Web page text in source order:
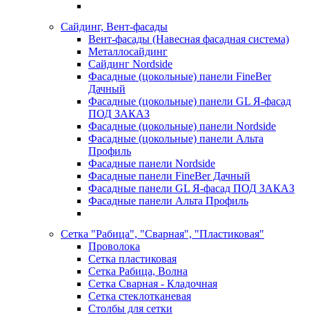
Сайдинг, Вент-фасады
Вент-фасады (Навесная фасадная система)
Металлосайдинг
Сайдинг Nordside
Фасадные (цокольные) панели FineBer
Дачный
Фасадные (цокольные) панели GL Я-фасад
ПОД ЗАКАЗ
Фасадные (цокольные) панели Nordside
Фасадные (цокольные) панели Альта
Профиль
Фасадные панели Nordside
Фасадные панели FineBer Дачный
Фасадные панели GL Я-фасад ПОД ЗАКАЗ
Фасадные панели Альта Профиль
Сетка "Рабица", "Сварная", "Пластиковая"
Проволока
Сетка пластиковая
Сетка Рабица, Волна
Сетка Сварная - Кладочная
Сетка стеклотканевая
Столбы для сетки